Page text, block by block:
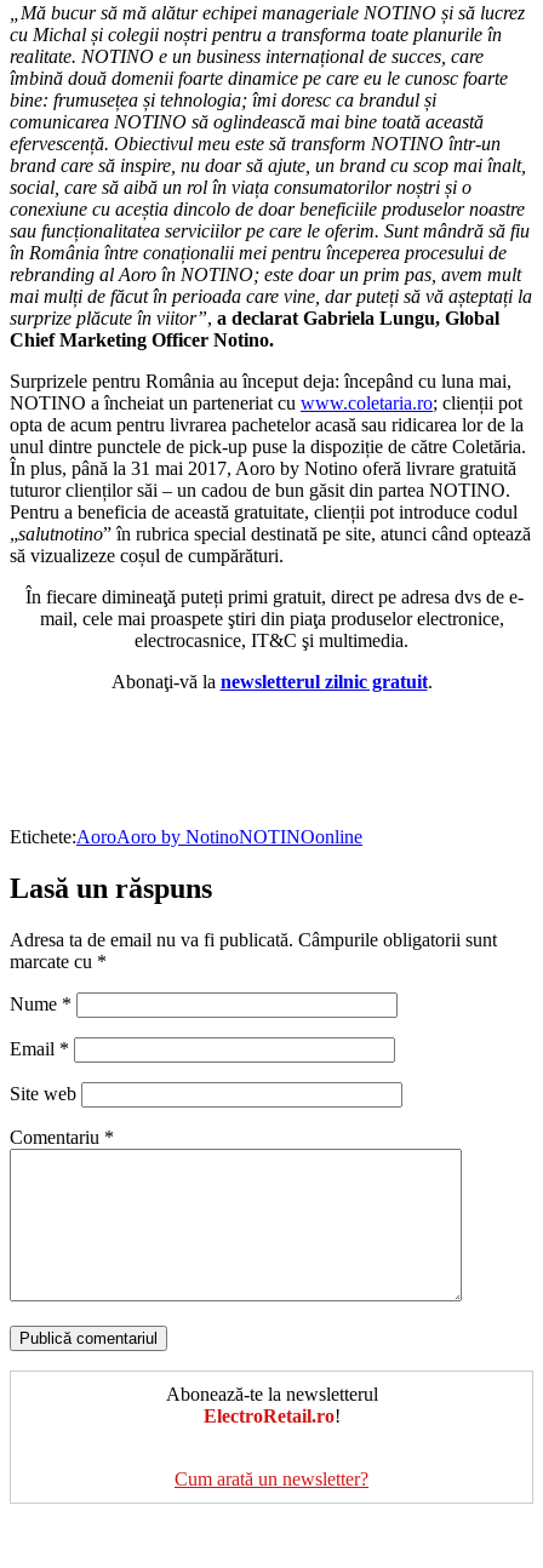
„Mă bucur să mă alătur echipei manageriale NOTINO și să lucrez
cu Michal și colegii noștri pentru a transforma toate planurile în
realitate. NOTINO e un business internațional de succes, care
îmbină două domenii foarte dinamice pe care eu le cunosc foarte
bine: frumusețea și tehnologia; îmi doresc ca brandul și
comunicarea NOTINO să oglindească mai bine toată această
efervescență. Obiectivul meu este să transform NOTINO într-un
brand care să inspire, nu doar să ajute, un brand cu scop mai înalt,
social, care să aibă un rol în viața consumatorilor noștri și o
conexiune cu aceștia dincolo de doar beneficiile produselor noastre
sau funcționalitatea serviciilor pe care le oferim. Sunt mândră să fiu
în România între conaționalii mei pentru începerea procesului de
rebranding al Aoro în NOTINO; este doar un prim pas, avem mult
mai mulți de făcut în perioada care vine, dar puteți să vă așteptați la
surprize plăcute în viitor”, a declarat Gabriela Lungu, Global
Chief Marketing Officer Notino.
Surprizele pentru România au început deja: începând cu luna mai,
NOTINO a încheiat un parteneriat cu www.coletaria.ro; clienții pot
opta de acum pentru livrarea pachetelor acasă sau ridicarea lor de la
unul dintre punctele de pick-up puse la dispoziție de către Coletăria.
În plus, până la 31 mai 2017, Aoro by Notino oferă livrare gratuită
tuturor clienților săi – un cadou de bun găsit din partea NOTINO.
Pentru a beneficia de această gratuitate, clienții pot introduce codul
„salutnotino” în rubrica special destinată pe site, atunci când optează
să vizualizeze coșul de cumpărături.
În fiecare dimineaţă puteți primi gratuit, direct pe adresa dvs de e-
mail, cele mai proaspete ştiri din piaţa produselor electronice,
electrocasnice, IT&C şi multimedia.
Abonaţi-vă la newsletterul zilnic gratuit.
Etichete:AoroAoro by NotinoNOTINOonline
Lasă un răspuns
Adresa ta de email nu va fi publicată. Câmpurile obligatorii sunt
marcate cu *
Nume *
Email *
Site web
Comentariu *
Abonează-te la newsletterul
ElectroRetail.ro!
Cum arată un newsletter?